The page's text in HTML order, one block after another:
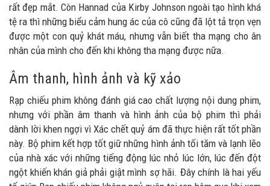
rất đẹp mắt. Còn Hannad của Kirby Johnson ngoài tạo hình khá
tệ ra thì những biểu cảm hung ác của cô cũng đã lột tả trọn vẹn
được một con quỷ khát máu, nhưng vẫn biết tha mạng cho ân
nhân của mình cho đến khi không tha mạng được nữa.
Âm thanh, hình ảnh và kỹ xảo
Rạp chiếu phim không đánh giá cao chất lượng nội dung phim,
nhưng với phần âm thanh và hình ảnh của bộ phim thì phải
dành lời khen ngợi vì Xác chết quỷ ám đã thực hiện rất tốt phần
này. Bộ phim kết hợp tốt giữ những hình ảnh tối tăm và lạnh lẽo
của nhà xác với những tiếng động lúc nhỏ lúc lớn, lúc đến đột
ngột khiến khán giả phải giật mình sợ hãi. Đây chính là hai yếu